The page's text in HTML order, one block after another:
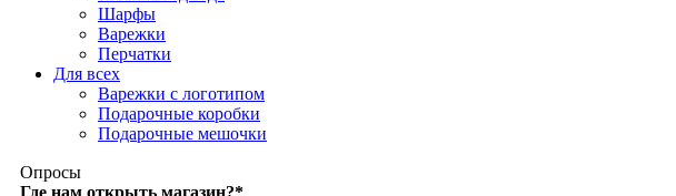
Шарфы
Варежки
Перчатки
Для всех
Варежки с логотипом
Подарочные коробки
Подарочные мешочки
Опросы
Где нам открыть магазин?*